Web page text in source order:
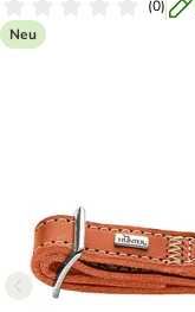
(0)
Neu